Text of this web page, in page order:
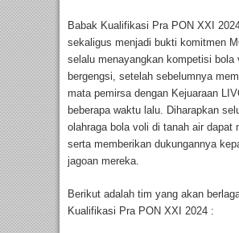
Babak Kualifikasi Pra PON XXI
sekaligus menjadi bukti komitmen
selalu menayangkan kompetisi bola
bergengsi, setelah sebelumnya
mata pemirsa dengan Kejuaraan
beberapa waktu lalu. Diharapkan
olahraga bola voli di tanah air dapat
serta memberikan dukungannya
jagoan mereka.
Berikut adalah tim yang akan
Kualifikasi Pra PON XXI 2024 :